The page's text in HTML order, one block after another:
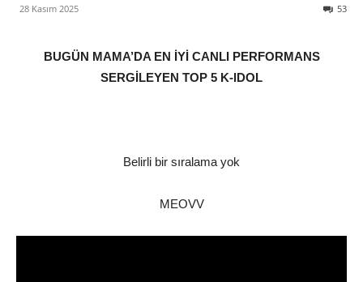
28 Kasım 2025 53
BUGÜN MAMA’DA EN İYİ CANLI PERFORMANS
SERGİLEYEN TOP 5 K-IDOL
Belirli bir sıralama yok
MEOVV